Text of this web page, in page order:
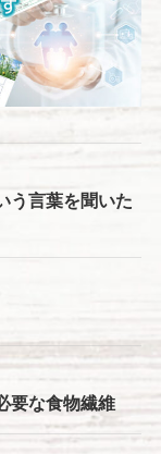
う言葉を聞いた
要な食物繊維